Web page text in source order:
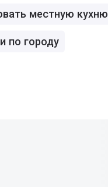
местную кухню
по городу